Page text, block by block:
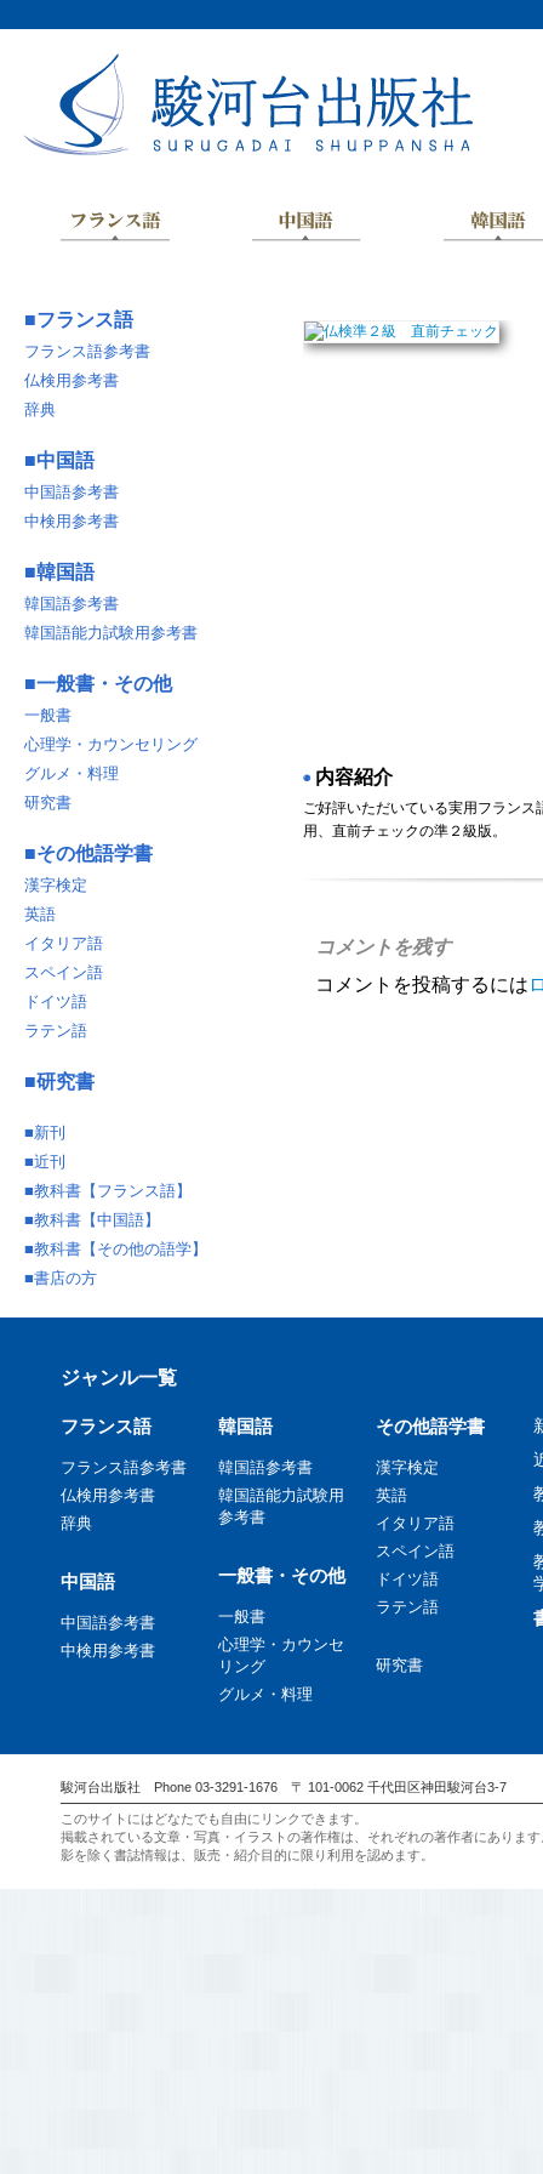
◉ 内容紹介
ご好評いただいている実用フランス
用、直前チェックの準２級版。
コメントを残す
コメントを投稿するには
■フランス語
フランス語参考書
仏検用参考書
辞典
■中国語
中国語参考書
中検用参考書
■韓国語
韓国語参考書
韓国語能力試験用参考書
■一般書・その他
一般書
心理学・カウンセリング
グルメ・料理
研究書
■その他語学書
漢字検定
英語
イタリア語
スペイン語
ドイツ語
ラテン語
■研究書
■新刊
■近刊
■教科書【フランス語】
■教科書【中国語】
■教科書【その他の語学】
■書店の方
ジャンル一覧
フランス語
フランス語参考書
仏検用参考書
辞典
中国語
中国語参考書
中検用参考書
韓国語
韓国語参考書
韓国語能力試験用
参考書
一般書・その他
一般書
心理学・カウンセ
リング
グルメ・料理
その他語学書
漢字検定
英語
イタリア語
スペイン語
ドイツ語
ラテン語
研究書
駿河台出版社 Phone 03-3291-1676 〒 101-0062 千代田区神田駿河台3-7
このサイトにはどなたでも自由にリンクできます。
掲載されている文章・写真・イラストの著作権は、それぞれの著作者にありま
影を除く書誌情報は、販売・紹介目的に限り利用を認めます。